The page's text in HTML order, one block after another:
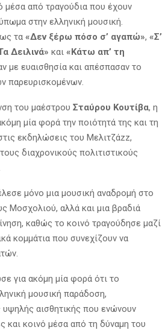
μέσα από τραγούδια που έχουν
στην ελληνική μουσική.
τα «Δεν ξέρω πόσο σ’ αγαπώ», «Σ’
Δειλινά» και «Κάτω απ’ τη
με ευαισθησία και απέσπασαν το
παρευρισκομένων.
του μαέστρου Σταύρου Κουτίβα, η
μία φορά την ποιότητά της και τη
εκδηλώσεις του Μελιτζάzz,
διαχρονικούς πολιτιστικούς
μόνο μια μουσική αναδρομή στο
Μοσχολιού, αλλά και μια βραδιά
καθώς το κοινό τραγούδησε μαζί
κομμάτια που συνεχίζουν να
για ακόμη μία φορά ότι το
μουσική παράδοση,
υψηλής αισθητικής που ενώνουν
και κοινό μέσα από τη δύναμη του